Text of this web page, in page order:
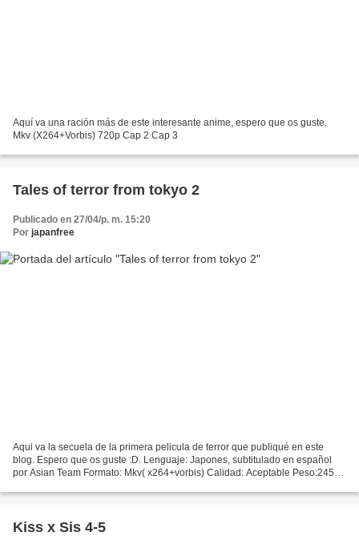
Aquí va una ración más de este interesante anime, espero que os guste.
Mkv (X264+Vorbis) 720p Cap 2 Cap 3
Tales of terror from tokyo 2
Publicado en 27/04/p. m. 15:20
Por japanfree
Aqui va la secuela de la primera pelicula de terror que publiqué en este
blog. Espero que os guste :D. Lenguaje: Japones, subtitulado en español
por Asian Team Formato: Mkv( x264+vorbis) Calidad: Aceptable Peso:245
Kiss x Sis 4-5